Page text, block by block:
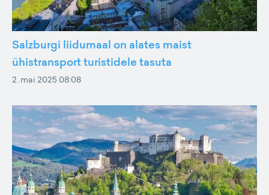
Salzburgi liidumaal on alates maist
ühistransport turistidele tasuta
2. mai 2025 08:08